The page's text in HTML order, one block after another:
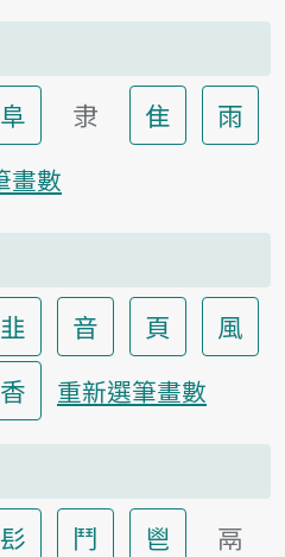
阜 隶 隹
雨
畫數
韭 音 頁
風
香 重新選筆畫數
髟 鬥 鬯
鬲